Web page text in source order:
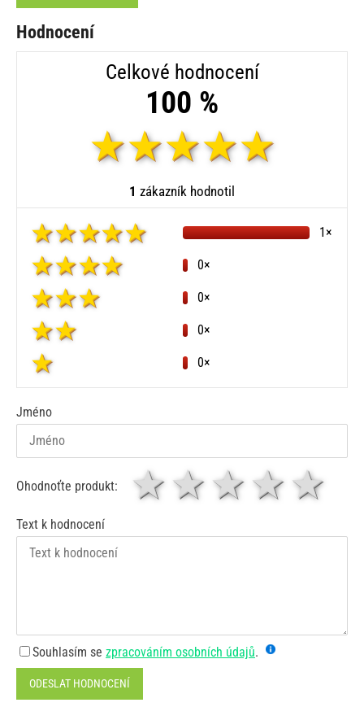
Hodnocení
Celkové hodnocení
100 %
1 zákazník hodnotil
1×
0×
0×
0×
0×
Jméno
Ohodnoťte produkt: 4
3
2 hvězdy
1 hvězda
Text k hodnocení
Souhlasím se zpracováním osobních údajů.
ODESLAT HODNOCENÍ